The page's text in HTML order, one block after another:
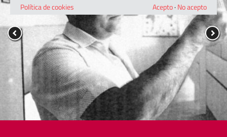
Política de cookies
Acepto· No acepto